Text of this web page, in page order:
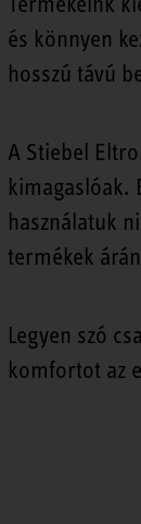
és könnyen
hosszú távú
A Stiebel
kimagaslóak.
használatuk
termékek
Legyen szó
komfortot az